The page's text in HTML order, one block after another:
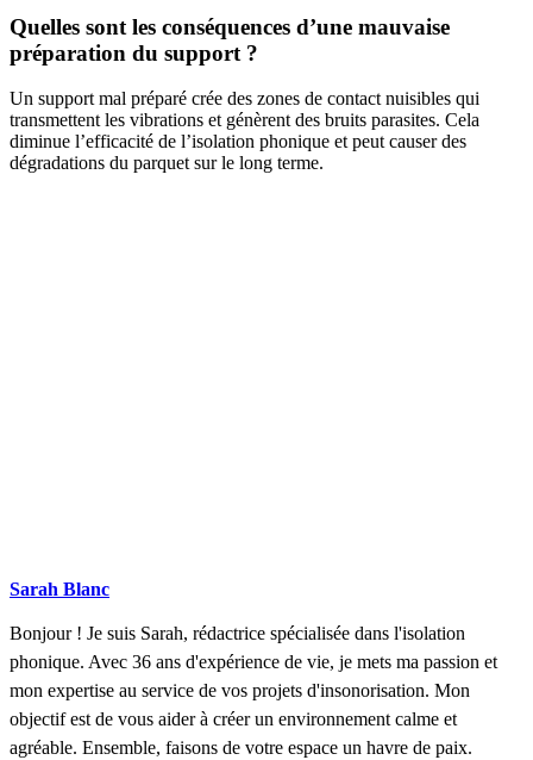
Quelles sont les conséquences d’une mauvaise
préparation du support ?
Un support mal préparé crée des zones de contact nuisibles qui
transmettent les vibrations et génèrent des bruits parasites. Cela
diminue l’efficacité de l’isolation phonique et peut causer des
dégradations du parquet sur le long terme.
Sarah Blanc
Bonjour ! Je suis Sarah, rédactrice spécialisée dans l'isolation
phonique. Avec 36 ans d'expérience de vie, je mets ma passion et
mon expertise au service de vos projets d'insonorisation. Mon
objectif est de vous aider à créer un environnement calme et
agréable. Ensemble, faisons de votre espace un havre de paix.